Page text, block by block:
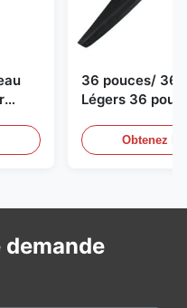
36 pouces/
Légers 36
moteur deObtenez
demande